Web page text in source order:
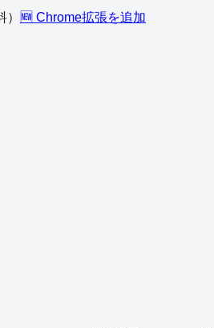
🆕 Chrome拡張を追加